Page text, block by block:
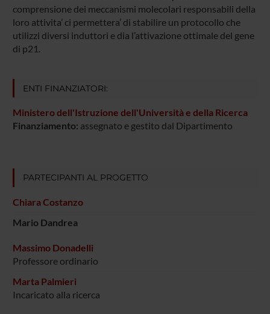
comprensione dei meccanismi molecolari responsabili della
loro attivita’ ci permettera’ di stabilire un protocollo che
utilizzi diversi induttori e dia l’attivazione ottimale del gene
di p21.
ENTI FINANZIATORI:
Ministero dell'Istruzione dell'Università e della Ricerca
Finanziamento: assegnato e gestito dal Dipartimento
PARTECIPANTI AL PROGETTO
Chiara Costanzo
Mario Dandrea
Massimo Donadelli
Professore ordinario
Marta Palmieri
Incaricato alla ricerca